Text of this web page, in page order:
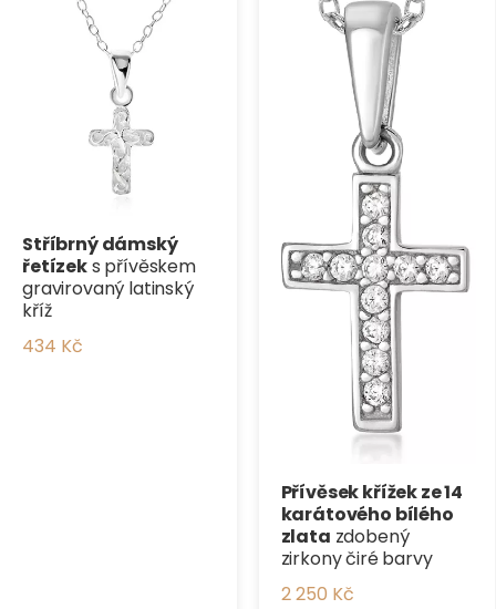
Stříbrný dámský
řetízeks přívěskem
gravirovaný latinský
kříž
434 Kč
Přívěsek křížek ze 14
karátového bílého
zlata zdobený
zirkony čiré barvy
2 250 Kč